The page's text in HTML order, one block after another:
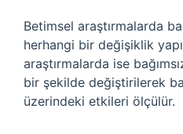
Betimsel araştırmalarda
herhangi bir değişiklik
araştırmalarda ise
bir şekilde değiştirilerek
üzerindeki etkileri ölçülür.